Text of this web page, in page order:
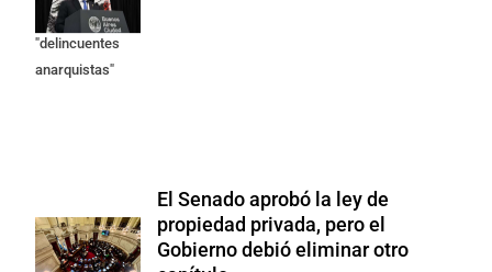
como
"delincuentes
anarquistas"
El Senado aprobó la ley de
propiedad privada, pero el
Gobierno debió eliminar otro